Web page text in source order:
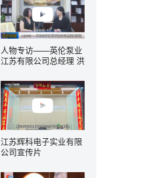
人物专访——英伦泵业
江苏有限公司总经理 洪
江苏辉科电子实业有限
公司宣传片